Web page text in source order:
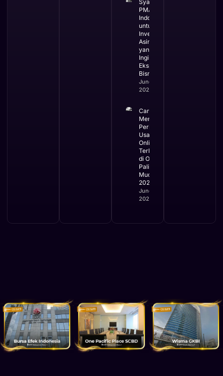
Syarat
PMA di
Indonesia
untuk
Investor
Asing
yang
Ingin
Ekspansi
Bisnis
June 3,
2026
Cara
Mengurus
Perizinan
Usaha
Online
Terbaru
di OSS
Paling
Mudah
2026
June 2,
2026